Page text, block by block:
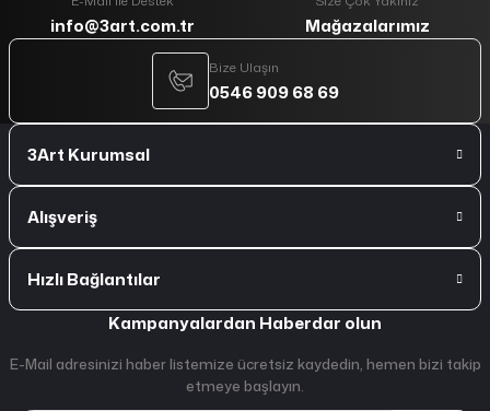
info@3art.com.tr Mağazalarımız
Bize Ulaşın
0546 909 68 69
3Art Kurumsal
Alışveriş
Hızlı Bağlantılar
Kampanyalardan Haberdar olun
E-Mail adresinizi haber listemize ücretsiz kaydedin, hemen bizi takip
etmeye başlayın.